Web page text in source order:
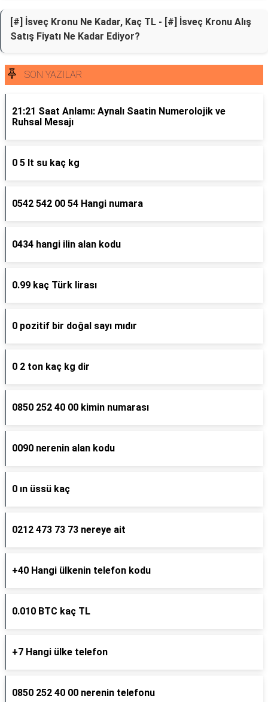
[#] İsveç Kronu Ne Kadar, Kaç TL - [#] İsveç Kronu Alış
Satış Fiyatı Ne Kadar Ediyor?
SON YAZILAR
21:21 Saat Anlamı: Aynalı Saatin Numerolojik ve
Ruhsal Mesajı
0 5 lt su kaç kg
0542 542 00 54 Hangi numara
0434 hangi ilin alan kodu
0.99 kaç Türk lirası
0 pozitif bir doğal sayı mıdır
0 2 ton kaç kg dir
0850 252 40 00 kimin numarası
0090 nerenin alan kodu
0 ın üssü kaç
0212 473 73 73 nereye ait
+40 Hangi ülkenin telefon kodu
0.010 BTC kaç TL
+7 Hangi ülke telefon
0850 252 40 00 nerenin telefonu